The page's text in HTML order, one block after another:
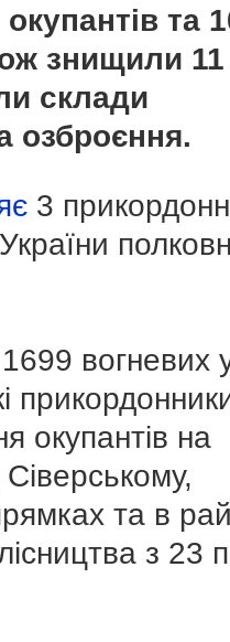
та
знищили 11
склади
озброєння.
3
вогневих
окупантів на
та в
з 23